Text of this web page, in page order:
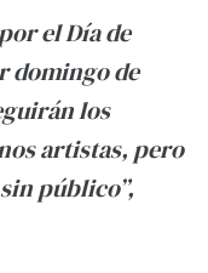
el Día de
domingo de
los
artistas, pero
público”,